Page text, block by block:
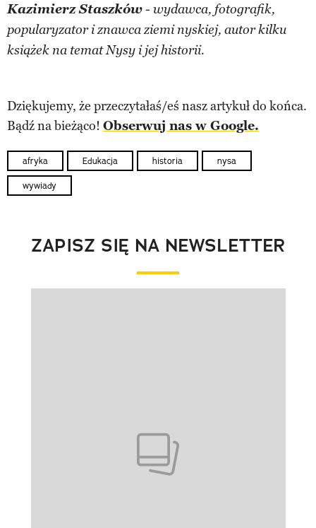
Kazimierz Staszków- wydawca, fotografik,
popularyzator i znawca ziemi nyskiej, autor kilku
książek na temat Nysy i jej historii.
Dziękujemy, że przeczytałaś/eś nasz artykuł do końca.
Bądź na bieżąco! Obserwuj nas w Google.
afryka Edukacja historia nysa
wywiady
ZAPISZ SIĘ NA NEWSLETTER